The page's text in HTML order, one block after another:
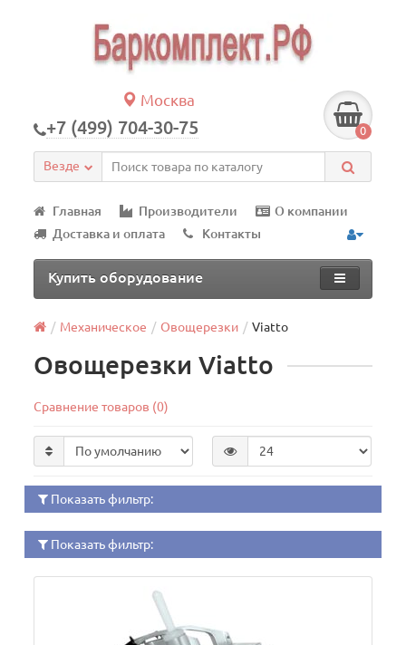
Москва
+7 (499) 704-30-75 0
Везде
Главная Производители
О компании
Доставка и оплата
Контакты
Купить оборудование
Механическое Овощерезки Viatto
Овощерезки Viatto
Сравнение товаров (0)
Показать фильтр:
Показать фильтр: